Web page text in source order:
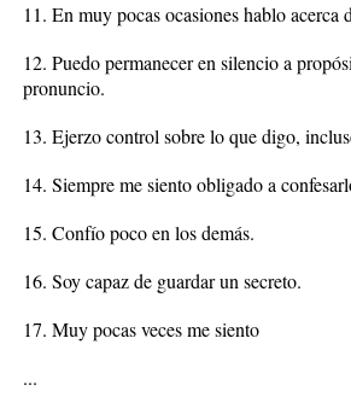
11. En muy pocas ocasiones hablo
12. Puedo permanecer en silencio a
pronuncio.
13. Ejerzo control sobre lo que digo,
14. Siempre me siento obligado a
15. Confío poco en los demás.
16. Soy capaz de guardar un secreto.
17. Muy pocas veces me siento
...